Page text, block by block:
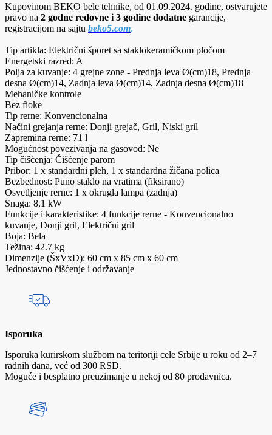
Kupovinom BEKO bele tehnike, od 01.09.2024. godine, ostvarujete
pravo na 2 godne redovne i 3 godine dodatne garancije,
registracijom na sajtu beko5.com.
Tip artikla: Električni šporet sa staklokeramičkom pločom
Energetski razred: A
Polja za kuvanje: 4 grejne zone - Prednja leva Ø(cm)18, Prednja
desna Ø(cm)14, Zadnja leva Ø(cm)14, Zadnja desna Ø(cm)18
Mehaničke kontrole
Bez fioke
Tip rerne: Konvencionalna
Načini grejanja rerne: Donji grejač, Gril, Niski gril
Zapremina rerne: 71 l
Mogućnost povezivanja na gasovod: Ne
Tip čišćenja: Čišćenje parom
Pribor: 1 x standardni pleh, 1 x standardna žičana polica
Bezbednost: Puno staklo na vratima (fiksirano)
Osvetljenje rerne: 1 x okrugla lampa (zadnja)
Snaga: 8,1 kW
Funkcije i karakteristike: 4 funkcije rerne - Konvencionalno
kuvanje, Donji gril, Električni gril
Boja: Bela
Težina: 42.7 kg
Dimenzije (ŠxVxD): 60 cm x 85 cm x 60 cm
Jednostavno čišćenje i održavanje
Isporuka
Isporuka kurirskom službom na teritoriji cele Srbije u roku od 2–7
radnih dana, već od 300 RSD.
Moguće i besplatno preuzimanje u nekoj od 80 prodavnica.